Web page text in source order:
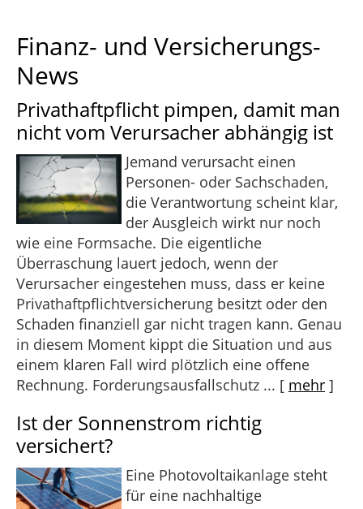
Finanz- und Versicherungs-
News
Privathaftpflicht pimpen, damit man
nicht vom Verursacher abhängig ist
Jemand verursacht einen
Personen- oder Sachschaden,
die Verantwortung scheint klar,
der Ausgleich wirkt nur noch
wie eine Formsache. Die eigentliche
Überraschung lauert jedoch, wenn der
Verursacher eingestehen muss, dass er keine
Privathaftpflichtversicherung besitzt oder den
Schaden finanziell gar nicht tragen kann. Genau
in diesem Moment kippt die Situation und aus
einem klaren Fall wird plötzlich eine offene
Rechnung. Forderungsausfallschutz ... [ mehr ]
Ist der Sonnenstrom richtig
versichert?
Eine Photovoltaikanlage steht
für eine nachhaltige